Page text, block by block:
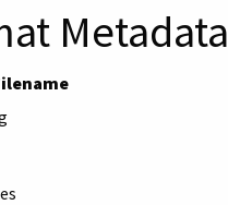
Metadata